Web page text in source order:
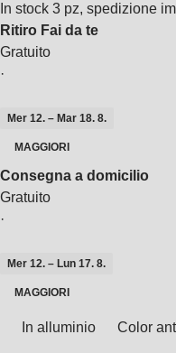
In stock 3 pz, spedizione
Ritiro Fai da te
Gratuito
·
Mer 12. – Mar 18. 8.
MAGGIORI
Consegna a domicilio
Gratuito
·
Mer 12. – Lun 17. 8.
MAGGIORI
In alluminio Color